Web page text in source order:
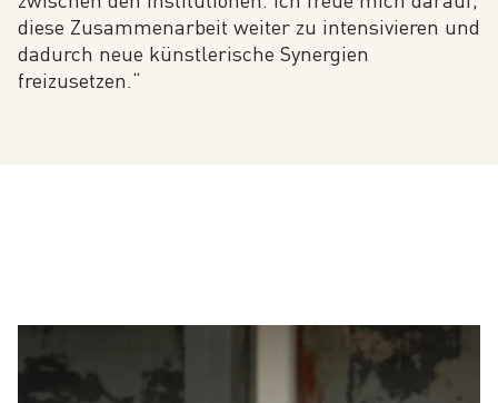
diese Zusammenarbeit weiter zu intensivieren und
dadurch neue künstlerische Synergien
freizusetzen.“